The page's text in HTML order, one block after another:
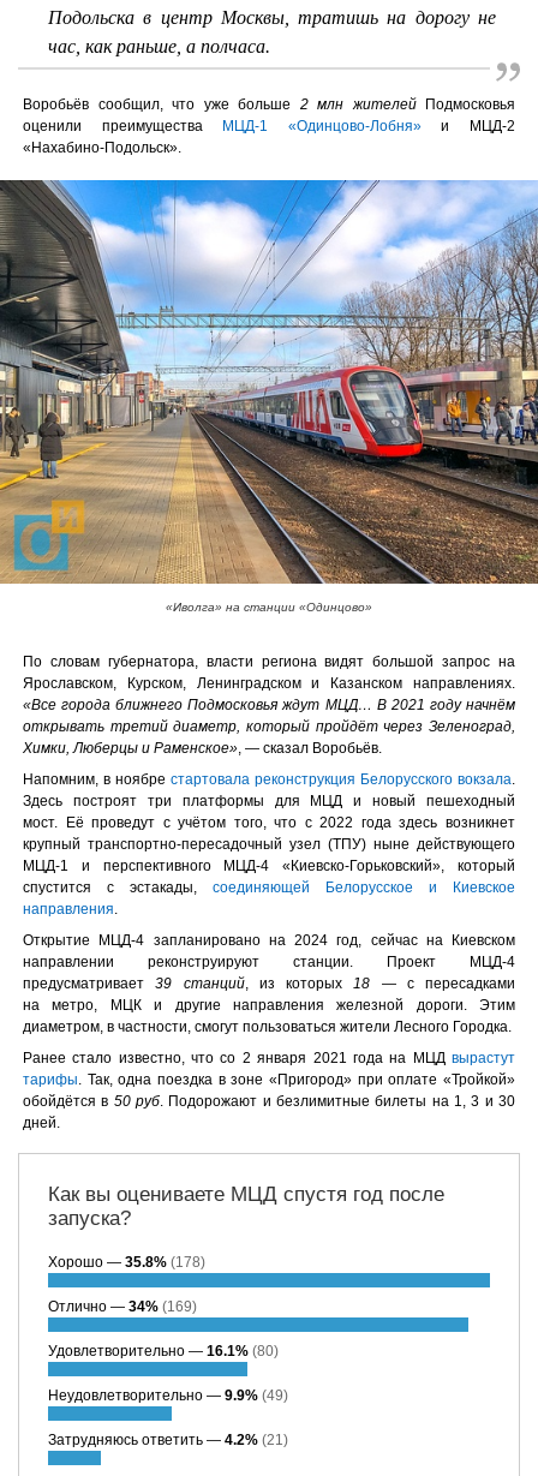
Подольска в центр Москвы, тратишь на дорогу не
час, как раньше, а полчаса.
Воробьёв сообщил, что уже больше 2 млн жителейПодмосковья
оценили преимущества МЦД-1 «Одинцово-Лобня»и МЦД-2
«Нахабино-Подольск».
«Иволга» на станции «Одинцово»
По словам губернатора, власти региона видят большой запрос на
Ярославском, Курском, Ленинградском и Казанском направлениях.
«Все города ближнего Подмосковья ждут МЦД… В 2021 году начнём
открывать третий диаметр, который пройдёт через Зеленоград,
Химки, Люберцы и Раменское» , — сказал Воробьёв.
Напомним, в ноябре стартовала реконструкция Белорусского вокзала
Здесь построят три платформы для МЦД и новый пешеходный
мост. Её проведут с учётом того, что с 2022 года здесь возникнет
крупный транспортно-пересадочный узел (ТПУ) ныне действующего
МЦД-1 и перспективного МЦД-4 «Киевско-Горьковский», который
спустится с эстакады, соединяющей Белорусское и Киевское
направления
Открытие МЦД-4 запланировано на 2024 год, сейчас на Киевском
направлении реконструируют станции. Проект МЦД-4
предусматривает39 станций, из которых 18 — с пересадками
на метро, МЦК и другие направления железной дороги. Этим
диаметром, в частности, смогут пользоваться жители Лесного Городка.
Ранее стало известно, что со 2 января 2021 года на МЦД вырастут
тарифы . Так, одна поездка в зоне «Пригород» при оплате «Тройкой»
обойдётся в 50 руб . Подорожают и безлимитные билеты на 1, 3 и 30
дней.
Как вы оцениваете МЦД спустя год после
запуска?
Хорошо — 35.8% (178)
Отлично — 34% (169)
Удовлетворительно — 16.1% (80)
Неудовлетворительно — 9.9% (49)
Затрудняюсь ответить — 4.2% (21)